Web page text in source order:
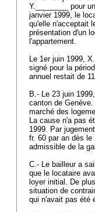
Y.________ pour
janvier 1999, le
qu'elle n'acceptait
présentation d'un
l'appartement.
Le 1er juin 1999,
signé pour la
annuel restait de
B.- Le 23 juin
canton de
marché des
La cause n'a pas
1999. Par
fr. 60 par an dès
admissible de la
C.- Le bailleur a
que le locataire
loyer initial. De
situation de
qui n'avait pas été